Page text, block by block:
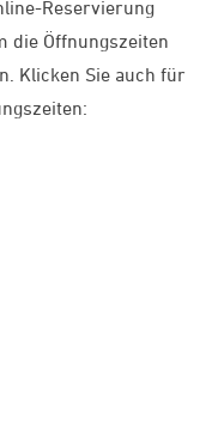
Reservierung
die Öffnungszeiten
Klicken Sie auch für